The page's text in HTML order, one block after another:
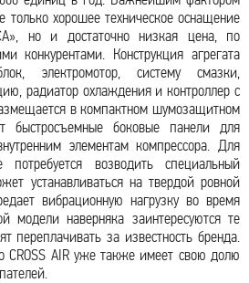
только хорошее техническое оснащение
но и достаточно низкая цена, по
конкурентами. Конструкция агрегата
электромотор, систему смазки,
радиатор охлаждения и контроллер с
в компактном шумозащитном
быстросъемные боковые панели для
элементам компрессора. Для
возводить специальный
устанавливаться на твердой ровной
вибрационную нагрузку во время
модели наверняка заинтересуются те
переплачивать за известность бренда.
CROSS AIR уже также имеет свою долю